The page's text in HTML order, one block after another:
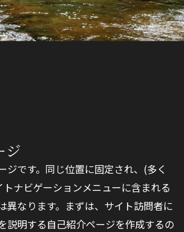
ジ
ジです。同じ位置に固定され、(多く
ナビゲーションメニューに含まれる
異なります。まずは、サイト訪問者に
説明する自己紹介ページを作成するの